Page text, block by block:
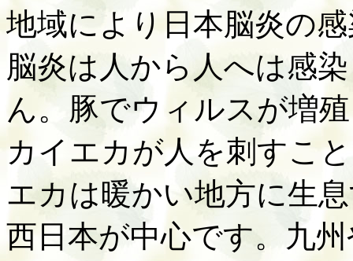
地域により日本脳炎の
脳炎は人から人へは感
ん。豚でウィルスが増
カイエカが人を刺すこ
エカは暖かい地方に生
西日本が中心です。九